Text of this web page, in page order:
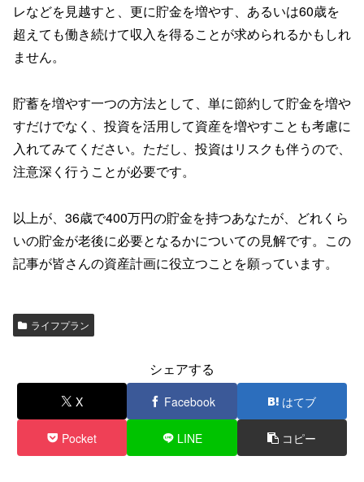
レなどを見越すと、更に貯金を増やす、あるいは60歳を
超えても働き続けて収入を得ることが求められるかもしれ
ません。
貯蓄を増やす一つの方法として、単に節約して貯金を増や
すだけでなく、投資を活用して資産を増やすことも考慮に
入れてみてください。ただし、投資はリスクも伴うので、
注意深く行うことが必要です。
以上が、36歳で400万円の貯金を持つあなたが、どれくら
いの貯金が老後に必要となるかについての見解です。この
記事が皆さんの資産計画に役立つことを願っています。
ライフプラン
シェアする
X Facebook はてブ
Pocket LINE コピー